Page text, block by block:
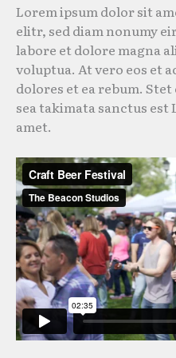
Lorem ipsum dolor sit
elitr, sed diam nonumy
labore et dolore magna
voluptua. At vero eos et
dolores et ea rebum.
sea takimata sanctus
amet.